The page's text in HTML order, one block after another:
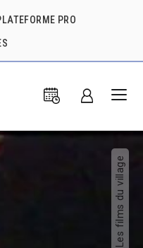
PRO
Les films du village